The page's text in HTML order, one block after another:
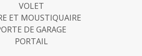
VOLET
ET MOUSTIQUAIRE
DE GARAGE
PORTAIL